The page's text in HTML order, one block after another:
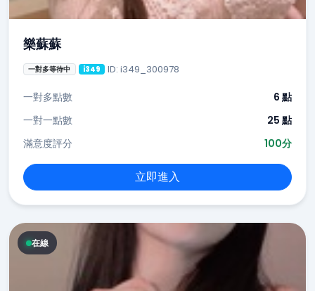
樂蘇蘇
一對多等待中 i349 ID: i349_300978
一對多點數
6 點
一對一點數
25 點
滿意度評分
100分
立即進入
在線